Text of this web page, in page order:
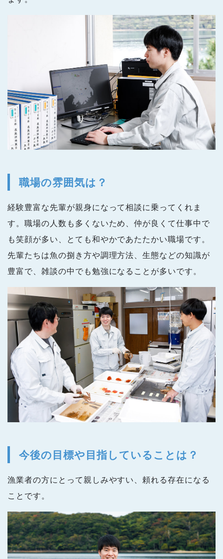
職場の雰囲気は？
経験豊富な先輩が親身になって相談に乗ってくれま
す。職場の人数も多くないため、仲が良くて仕事中で
も笑顔が多い、とても和やかであたたかい職場です。
先輩たちは魚の捌き方や調理方法、生態などの知識が
豊富で、雑談の中でも勉強になることが多いです。
今後の目標や目指していることは？
漁業者の方にとって親しみやすい、頼れる存在になる
ことです。